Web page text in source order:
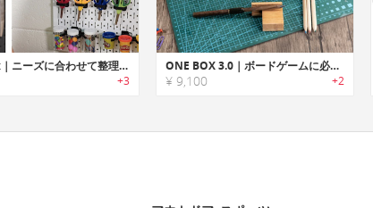
Wallwerx｜ニーズに合わせて整理整頓できるオーガナイズシステム
+3
ONE BOX 3.0｜ボードゲームに必要なツールを収納できる、木製オーガナイザー
¥ 9,100 +2